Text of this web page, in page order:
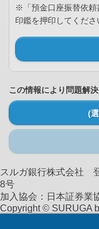
※「預金口座振替依頼
印鑑を押印してくださ
この情報により問題解
(
スルガ銀行株式会社
8号
加入協会：日本証券業
Copyright © SURUGA